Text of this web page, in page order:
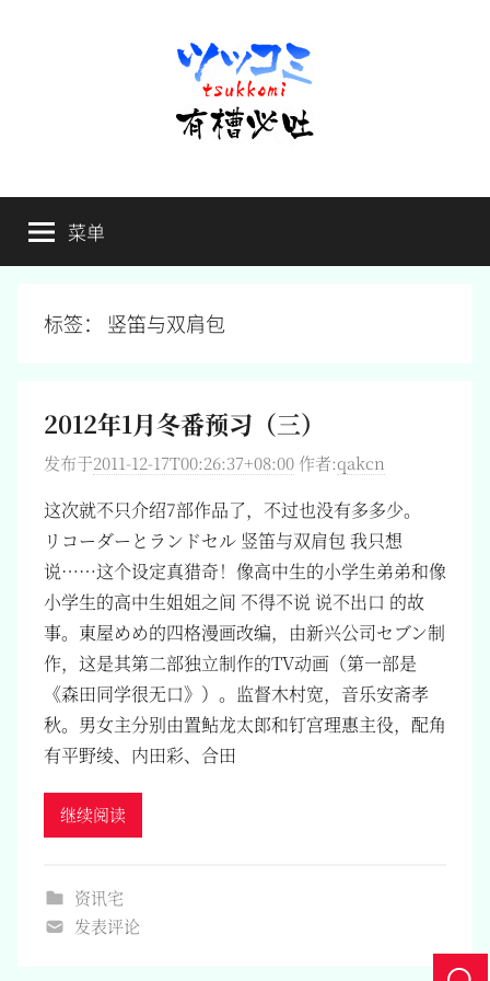
有
槽
必
槽，
毋
菜单
标签： 竖笛与双肩包
2012年1月冬番预习（三）
发布于2011-12-17T00:26:37+08:00 作者:qakcn
这次就不只介绍7部作品了，不过也没有多多少。
リコーダーとランドセル 竖笛与双肩包 我只想
说……这个设定真猎奇！像高中生的小学生弟弟和像
小学生的高中生姐姐之间 不得不说 说不出口 的故
事。東屋めめ的四格漫画改编，由新兴公司セブン制
作，这是其第二部独立制作的TV动画（第一部是
《森田同学很无口》）。监督木村宽，音乐安斋孝
秋。男女主分别由置鲇龙太郎和钉宫理惠主役，配角
有平野绫、内田彩、合田
继续阅读
资讯宅
发表评论